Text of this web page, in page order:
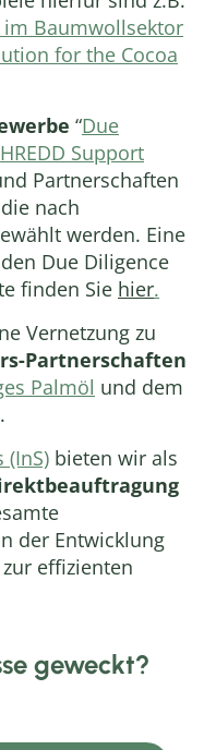
Baumwollsektor
for the Cocoa
“Due
HREDD Support
Partnerschaften
nach
werden. Eine
Due Diligence
finden Sie hier.
Vernetzung zu
Partnerschaften
Palmöl und dem
.
(InS) bieten wir als
der Entwicklung
effizienten
geweckt?